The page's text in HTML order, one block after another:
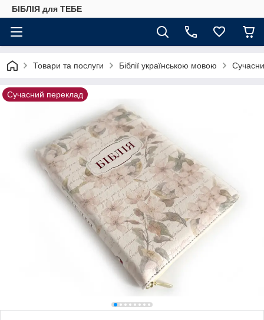
БІБЛІЯ для ТЕБЕ
Товари та послуги Біблії українською мовою
Сучасний переклад